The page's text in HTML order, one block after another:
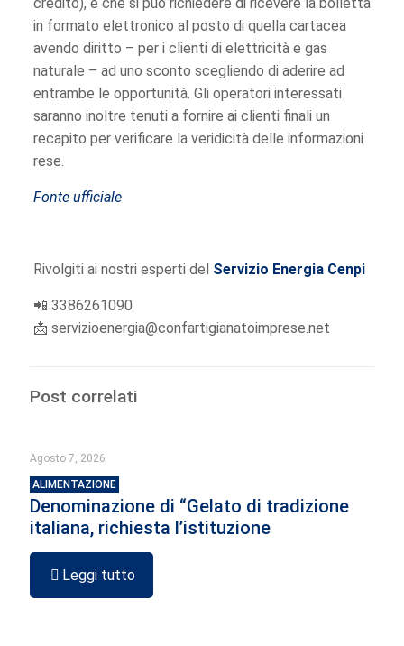
in formato elettronico al posto di quella cartacea
avendo diritto – per i clienti di elettricità e gas
naturale – ad uno sconto scegliendo di aderire ad
entrambe le opportunità. Gli operatori interessati
saranno inoltre tenuti a fornire ai clienti finali un
recapito per verificare la veridicità delle informazioni
rese.
Fonte ufficiale
Rivolgiti ai nostri esperti del Servizio Energia Cenpi
📲 3386261090
📩 servizioenergia@confartigianatoimprese.net
Post correlati
Agosto 7, 2026
ALIMENTAZIONE
Denominazione di “Gelato di tradizione
italiana, richiesta l’istituzione
Leggi tutto